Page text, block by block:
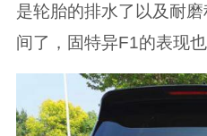
是轮胎的排水了以及耐
间了，固特异F1的表现